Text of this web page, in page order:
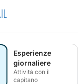
Esperienze
giornaliere
Attività con il
capitano